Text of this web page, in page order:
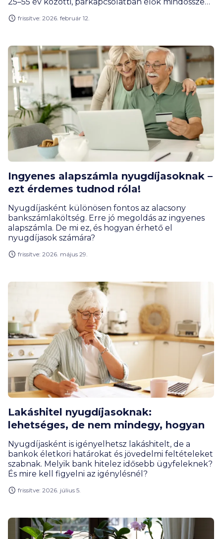
partnerével a hosszú távú pénzügyi célokról,
kapcsolatban.
frissítve: 2026. február 12.
Ingyenes alapszámla nyugdíjasoknak –
ezt érdemes tudnod róla!
Nyugdíjasként különösen fontos az alacsony
bankszámlaköltség. Erre jó megoldás az ingyenes
alapszámla. De mi ez, és hogyan érhető el
nyugdíjasok számára?
frissítve: 2026. május 29.
Lakáshitel nyugdíjasoknak:
lehetséges, de nem mindegy, hogyan
Nyugdíjasként is igényelhetsz lakáshitelt, de a
bankok életkori határokat és jövedelmi feltételeket
szabnak. Melyik bank hitelez idősebb ügyfeleknek?
És mire kell figyelni az igénylésnél?
frissítve: 2026. július 5.